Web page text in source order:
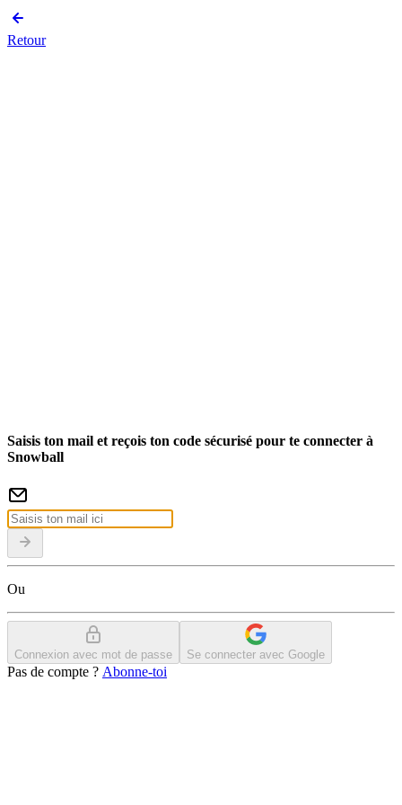
Retour
Saisis ton mail et reçois ton code sécurisé pour te connecter à
Snowball
Ou
Connexion avec mot de passe Se connecter avec Google
Pas de compte ? Abonne-toi